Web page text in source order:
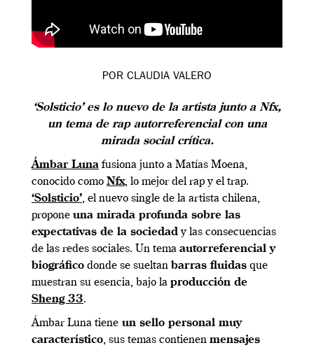
POR CLAUDIA VALERO
‘Solsticio’ es lo nuevo de la artista junto a Nfx,
un tema de rap autorreferencial con una
mirada social crítica.
Ámbar Luna fusiona junto a Matías Moena,
conocido como Nfx, lo mejor del rap y el trap.
‘Solsticio’, el nuevo single de la artista chilena,
propone una mirada profunda sobre las
expectativas de la sociedady las consecuencias
de las redes sociales. Un tema autorreferencial y
biográfico donde se sueltan barras fluidas que
muestran su esencia, bajo la producción de
Sheng 33.
Ámbar Luna tiene un sello personal muy
característico, sus temas contienen mensajes